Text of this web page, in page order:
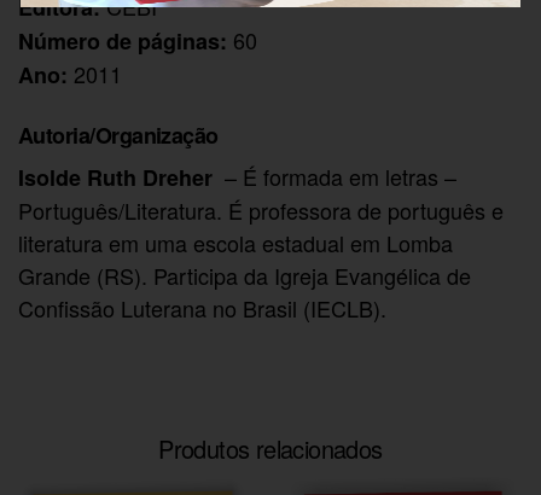
Editora:
Número de páginas: 60
Ano: 2011
Autoria/Organização
Isolde Ruth Dreher – É formada em letras –
Português/Literatura. É professora de português e
literatura em uma escola estadual em Lomba
Grande (RS). Participa da Igreja Evangélica de
Confissão Luterana no Brasil (IECLB).
Produtos relacionados